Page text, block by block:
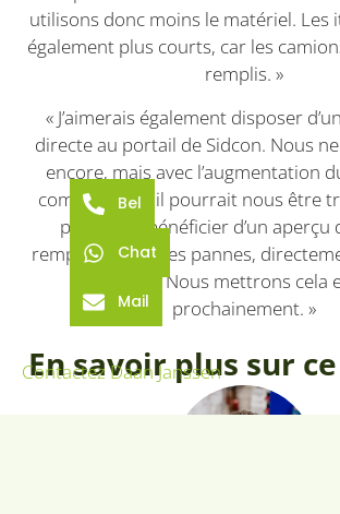
utilisons donc moins le matériel. Les
également plus courts, car les
remplis. »
« J’aimerais également disposer
directe au portail de Sidcon. Nous
encore, mais avec l’augmentation
compacteurs, il pourrait nous être
pourrions bénéficier d’un aperçu
remplissage et des pannes,
système. Nous mettrons cela
prochainement. »
En savoir plus sur ce
Contactez Daan Janssen
Bel
Chat
Mail